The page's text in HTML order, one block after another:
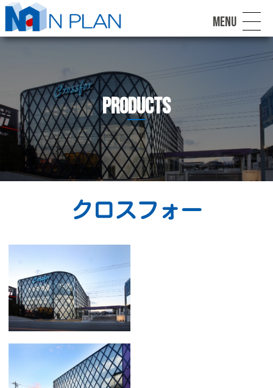
MENU
Products
クロスフォー